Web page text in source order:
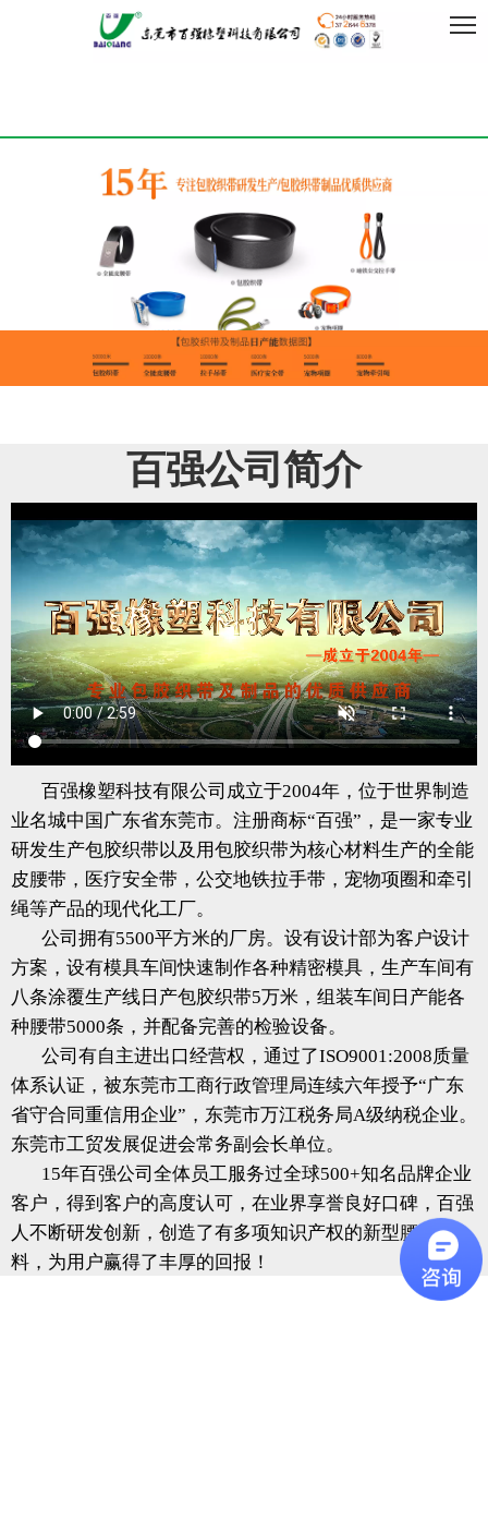
百强公司简介
百强橡塑科技有限公司成立于2004年，位于世界制造
业名城中国广东省东莞市。注册商标“百强” ️，是一家专业
研发生产包胶织带以及用包胶织带为核心材料生产的全能
皮腰带，医疗安全带，公交地铁拉手带，宠物项圈和牵引
绳等产品的现代化工厂。
公司拥有5500平方米的厂房。设有设计部为客户设计
方案，设有模具车间快速制作各种精密模具，生产车间有
八条涂覆生产线日产包胶织带5万米，组装车间日产能各
种腰带5000条，并配备完善的检验设备。
公司有自主进出口经营权，通过了ISO9001:2008质量
体系认证，被东莞市工商行政管理局连续六年授予“广东
省守合同重信用企业”，东莞市万江税务局A级纳税企业。
东莞市工贸发展促进会常务副会长单位。
15年百强公司全体员工服务过全球500+知名品牌企业
客户，得到客户的高度认可，在业界享誉良好口碑，百强
人不断研发创新，创造了有多项知识产权的新型腰带材
料，为用户赢得了丰厚的回报！